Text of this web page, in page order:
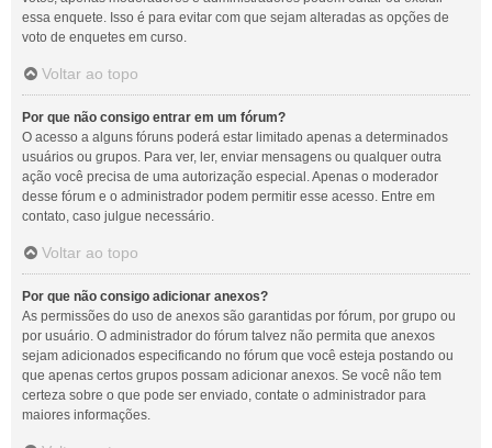
essa enquete. Isso é para evitar com que sejam alteradas as opções de
voto de enquetes em curso.
Voltar ao topo
Por que não consigo entrar em um fórum?
O acesso a alguns fóruns poderá estar limitado apenas a determinados
usuários ou grupos. Para ver, ler, enviar mensagens ou qualquer outra
ação você precisa de uma autorização especial. Apenas o moderador
desse fórum e o administrador podem permitir esse acesso. Entre em
contato, caso julgue necessário.
Voltar ao topo
Por que não consigo adicionar anexos?
As permissões do uso de anexos são garantidas por fórum, por grupo ou
por usuário. O administrador do fórum talvez não permita que anexos
sejam adicionados especificando no fórum que você esteja postando ou
que apenas certos grupos possam adicionar anexos. Se você não tem
certeza sobre o que pode ser enviado, contate o administrador para
maiores informações.